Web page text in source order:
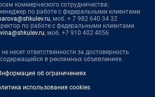
коммерческого сотрудничества:
по работе с федеральными клиентами
, моб. + 7 982 640 34 32
по работе с федеральными клиентами
, моб. +7 910 402 4056
несет ответственности за достоверность
в рекламных объявлениях.
об ограничениях
использования cookies